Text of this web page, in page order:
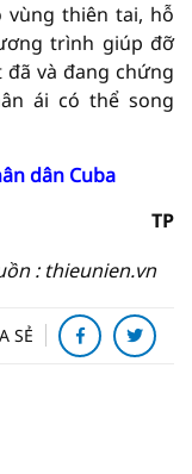
thiên tai, hỗ
trình giúp đỡ
đã và đang chứng
ái có thể song
dân Cuba
TP
: thieunien.vn
SẺ